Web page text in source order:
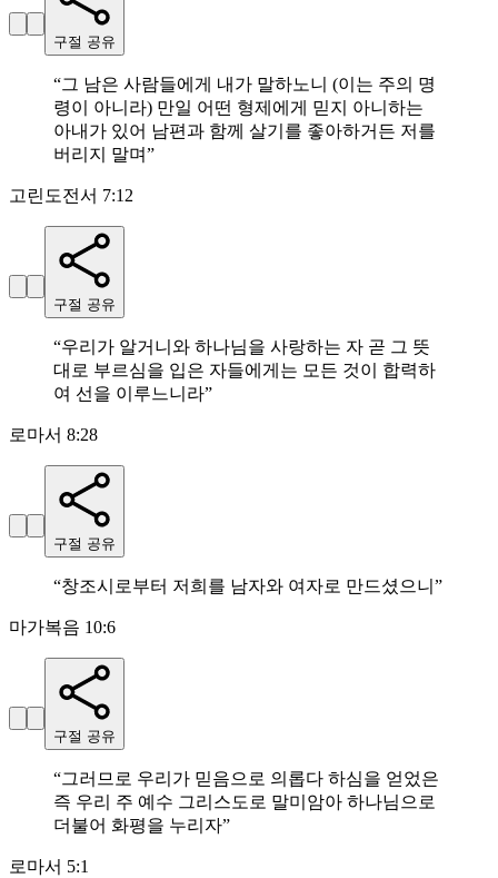
구절 공유
“그 남은 사람들에게 내가 말하노니 (이는 주의 명
령이 아니라) 만일 어떤 형제에게 믿지 아니하는
아내가 있어 남편과 함께 살기를 좋아하거든 저를
버리지 말며”
고린도전서 7:12
구절 공유
“우리가 알거니와 하나님을 사랑하는 자 곧 그 뜻
대로 부르심을 입은 자들에게는 모든 것이 합력하
여 선을 이루느니라”
로마서 8:28
구절 공유
“창조시로부터 저희를 남자와 여자로 만드셨으니 ”
마가복음 10:6
구절 공유
“그러므로 우리가 믿음으로 의롭다 하심을 얻었은
즉 우리 주 예수 그리스도로 말미암아 하나님으로
더불어 화평을 누리자”
로마서 5:1